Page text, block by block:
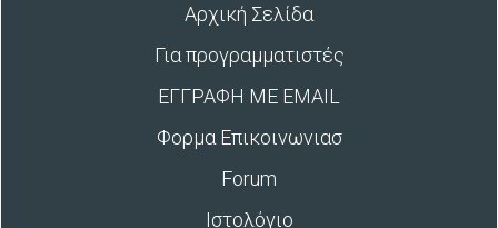
Αρχική Σελίδα
Για προγραμματιστές
ΕΓΓΡΑΦΗ ΜΕ EMAIL
Φορμα Επικοινωνιασ
Forum
Ιστολόγιο